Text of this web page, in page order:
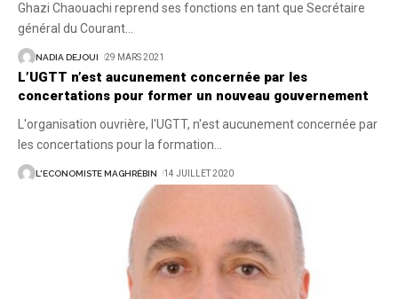
Ghazi Chaouachi reprend ses fonctions en tant que Secrétaire
général du Courant
NADIA DEJOUI 29 MARS 2021
L’UGTT n’est aucunement concernée par les
concertations pour former un nouveau gouvernement
L'organisation ouvrière, l'UGTT, n'est aucunement concernée par
les concertations pour la formation
L'ECONOMISTE MAGHRÉBIN 14 JUILLET 2020